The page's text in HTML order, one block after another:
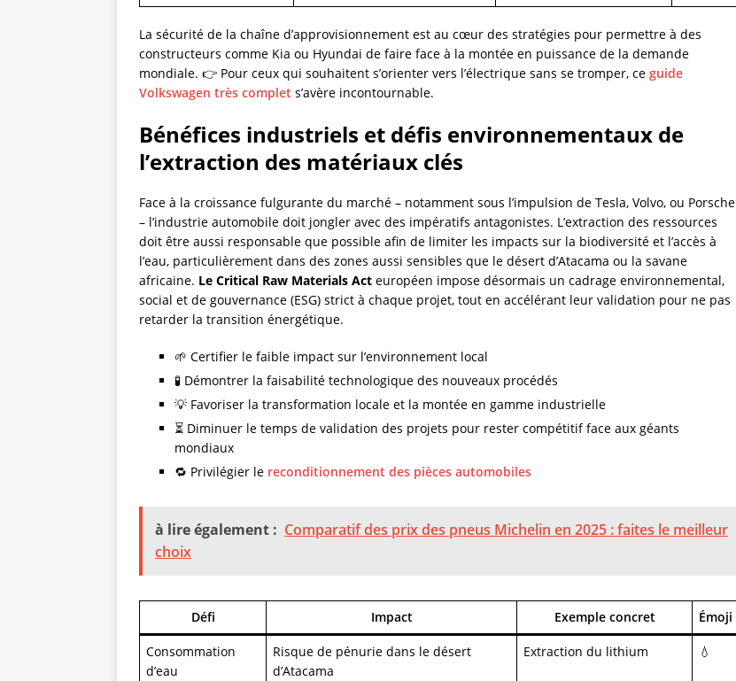
La sécurité de la chaîne d’approvisionnement est au cœur des stratégies pour permettre à des
constructeurs comme Kia ou Hyundai de faire face à la montée en puissance de la demande
mondiale. 👉 Pour ceux qui souhaitent s’orienter vers l’électrique sans se tromper, ce guide
Volkswagen très complet s’avère incontournable.
Bénéfices industriels et défis environnementaux de
l’extraction des matériaux clés
Face à la croissance fulgurante du marché – notamment sous l’impulsion de Tesla, Volvo, ou Porsche
– l’industrie automobile doit jongler avec des impératifs antagonistes. L’extraction des ressources
doit être aussi responsable que possible afin de limiter les impacts sur la biodiversité et l’accès à
l’eau, particulièrement dans des zones aussi sensibles que le désert d’Atacama ou la savane
africaine. Le Critical Raw Materials Act européen impose désormais un cadrage environnemental,
social et de gouvernance (ESG) strict à chaque projet, tout en accélérant leur validation pour ne pas
retarder la transition énergétique.
🌱 Certifier le faible impact sur l’environnement local
🧪 Démontrer la faisabilité technologique des nouveaux procédés
💡 Favoriser la transformation locale et la montée en gamme industrielle
⏳ Diminuer le temps de validation des projets pour rester compétitif face aux géants
mondiaux
🔁 Privilégier le reconditionnement des pièces automobiles
à lire également : Comparatif des prix des pneus Michelin en 2025 : faites le meilleur
choix
Défi Impact Exemple concret Émoji
Consommation
d’eau
Risque de pénurie dans le désert
d’Atacama
Extraction du lithium 💧